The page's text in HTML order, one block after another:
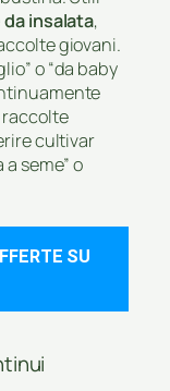
insalata,
giovani.
o “da baby
raccolte
cultivar
seme” o
SU